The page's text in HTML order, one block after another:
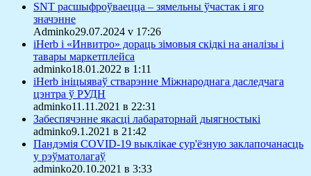
SNT расшыфроўваецца – зямельны ўчастак і яго
значэнне
Adminko29.07.2024 v 17:26
iHerb і «Инвитро» дораць зімовыя скідкі на аналізы і
тавары маркетплейса
adminko18.01.2022 в 1:11
iHerb ініцыяваў стварэнне Міжнароднага даследчага
цэнтра ў РУДН
adminko11.11.2021 в 22:31
Забеспячэнне якасці лабараторнай дыягностыкі
adminko9.1.2021 в 21:42
Пандэмія COVID-19 выклікае сур'ёзную заклапочанасць
у рэўматолагаў
adminko20.10.2021 в 3:33